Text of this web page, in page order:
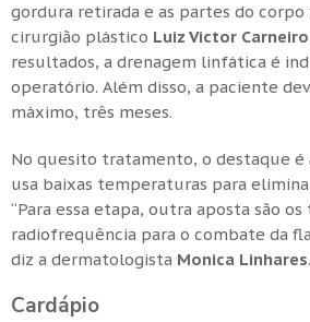
gordura retirada e as partes do corpo
cirurgião plástico Luiz Victor Carneiro
resultados, a drenagem linfática é
operatório. Além disso, a paciente
máximo, três meses.
No quesito tratamento, o destaque
usa baixas temperaturas para
“Para essa etapa, outra aposta são
radiofrequência para o combate da
diz a dermatologista Monica Linhares.
Cardápio